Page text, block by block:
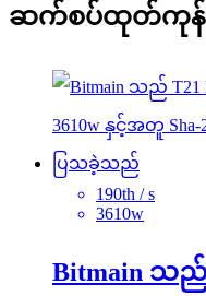
ဆက်စပ်ထုတ်ကုန်
190th / s
3610w
Bitmain သ